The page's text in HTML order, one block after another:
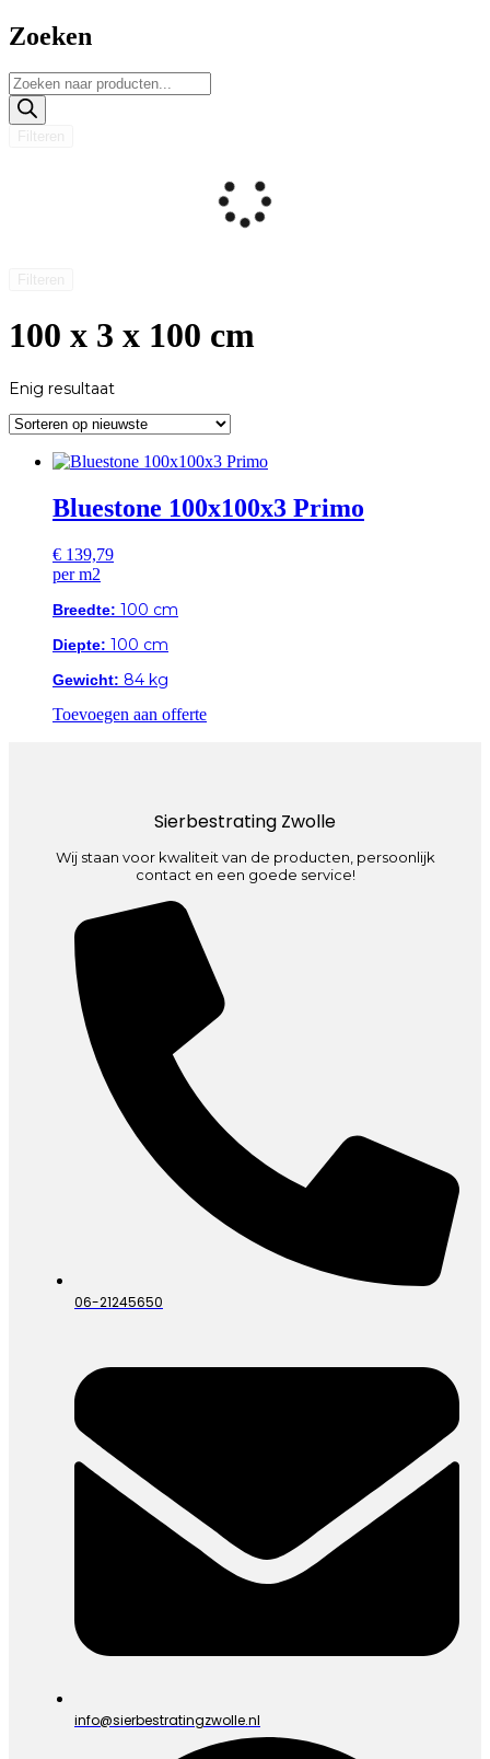
Zoeken
Producten
zoeken
100 x 3 x 100 cm
Enig resultaat
Bluestone 100x100x3 Primo
€ 139,79
per m2
Breedte: 100 cm
Diepte: 100 cm
Gewicht: 84 kg
Toevoegen aan offerte
Sierbestrating Zwolle
Wij staan voor kwaliteit van de producten, persoonlijk
contact en een goede service!
06-21245650
info@sierbestratingzwolle.nl